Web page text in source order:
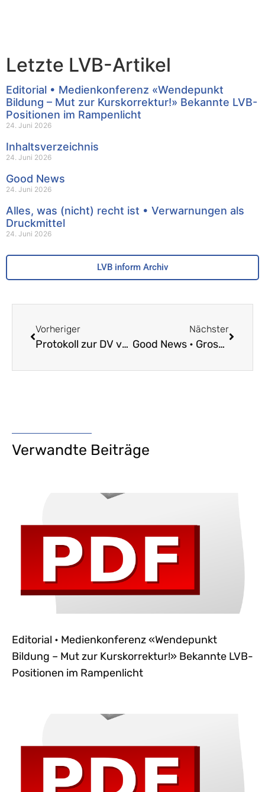
Letzte LVB-Artikel
Editorial • Medienkonferenz «Wendepunkt
Bildung – Mut zur Kurskorrektur!» Bekannte LVB-
Positionen im Rampenlicht
24. Juni 2026
Inhaltsverzeichnis
24. Juni 2026
Good News
24. Juni 2026
Alles, was (nicht) recht ist • Verwarnungen als
Druckmittel
24. Juni 2026
LVB inform Archiv
Vorheriger
Protokoll zur DV vom 21. Sept. 2022
Nächster
Good News • Grosses Echo auf LVB-Medienkonferenz zu den Belastungsfaktoren im Lehrberuf und dem Lehrpersonenmangel
Verwandte Beiträge
Editorial • Medienkonferenz «Wendepunkt
Bildung – Mut zur Kurskorrektur!» Bekannte LVB-
Positionen im Rampenlicht